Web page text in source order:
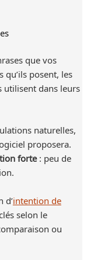
que vos
posent, les
utilisent dans leurs
naturelles,
proposera.
forte: peu de
d’intention de
selon le
ou